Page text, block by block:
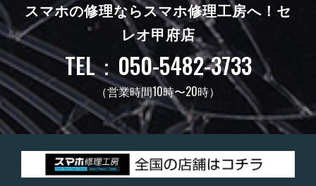
スマホの修理ならスマホ修理工房へ！ セ
レオ甲府店
TEL：050-5482-3733
（営業時間10時〜20時）